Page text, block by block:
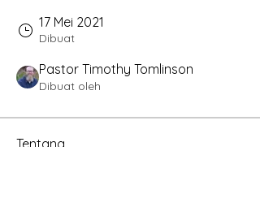
17 Mei 2021
Dibuat
Pastor Timothy Tomlinson
Dibuat oleh
Tentang